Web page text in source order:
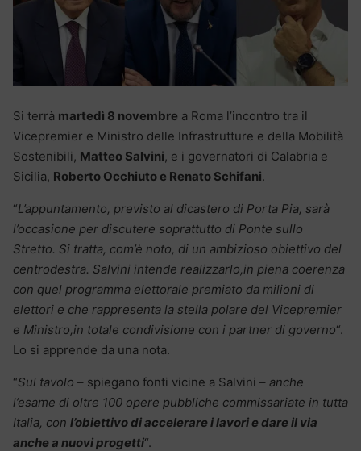
Si terrà martedì 8 novembre a Roma l’incontro tra il
Vicepremier e Ministro delle Infrastrutture e della Mobilità
Sostenibili, Matteo Salvini, e i governatori di Calabria e
Sicilia, Roberto Occhiuto e Renato Schifani.
“L’appuntamento, previsto al dicastero di Porta Pia, sarà
l’occasione per discutere soprattutto di Ponte sullo
Stretto. Si tratta, com’è noto, di un ambizioso obiettivo del
centrodestra. Salvini intende realizzarlo,in piena coerenza
con quel programma elettorale premiato da milioni di
elettori e che rappresenta la stella polare del Vicepremier
e Ministro,in totale condivisione con i partner di governo“.
Lo si apprende da una nota.
“Sul tavolo – spiegano fonti vicine a Salvini – anche
l’esame di oltre 100 opere pubbliche commissariate in tutta
Italia, con l’obiettivo di accelerare i lavori e dare il via
anche a nuovi progetti“.